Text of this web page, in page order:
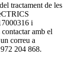
tractament de les
i
amb el
correu a
204 868.